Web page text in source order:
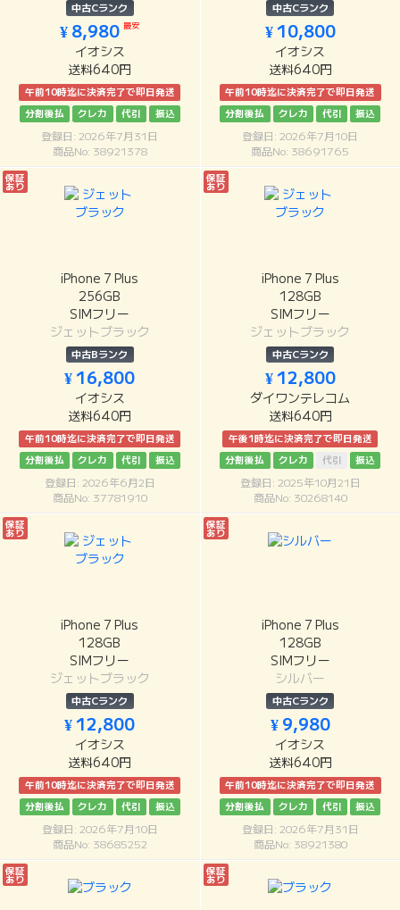
中古Cランク
¥ 8,980最安
イオシス
送料640円
午前10時迄に決済完了で即日発送
分割後払
クレカ 代引 振込
登録日: 2026年7月31日
商品No: 38921378
中古Cランク
¥ 10,800
イオシス
送料640円
午前10時迄に決済完了で即日発送
分割後払
クレカ 代引 振込
登録日: 2026年7月10日
商品No: 38691765
保証
あり
iPhone 7 Plus
256GB
SIMフリー
ジェットブラック
中古Bランク
¥ 16,800
イオシス
送料640円
午前10時迄に決済完了で即日発送
分割後払
クレカ 代引 振込
登録日: 2026年6月2日
商品No: 37781910
保証
あり
iPhone 7 Plus
128GB
SIMフリー
ジェットブラック
中古Cランク
¥ 12,800
ダイワンテレコム
送料640円
午後1時迄に決済完了で即日発送
分割後払
クレカ 代引 振込
登録日: 2025年10月21日
商品No: 30268140
保証
あり
iPhone 7 Plus
128GB
SIMフリー
ジェットブラック
中古Cランク
¥ 12,800
イオシス
送料640円
午前10時迄に決済完了で即日発送
分割後払
クレカ 代引 振込
登録日: 2026年7月10日
商品No: 38685252
保証
あり
iPhone 7 Plus
128GB
SIMフリー
シルバー
中古Cランク
¥ 9,980
イオシス
送料640円
午前10時迄に決済完了で即日発送
分割後払
クレカ 代引 振込
登録日: 2026年7月31日
商品No: 38921380
保証
あり
保証
あり